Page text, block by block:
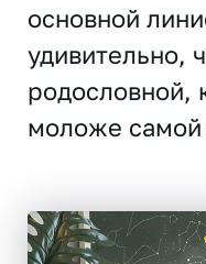
основной
удивительно,
родословной,
моложе